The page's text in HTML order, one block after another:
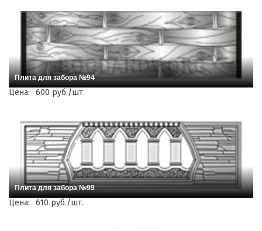
Плита для забора №94
Цена: 600 руб./шт.
Плита для забора №99
Цена: 610 руб./шт.